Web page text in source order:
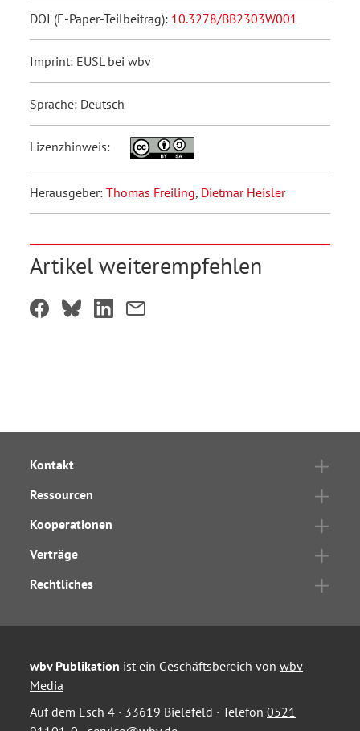
DOI (E-Paper-Teilbeitrag): 10.3278/BB2303W001
Imprint: EUSL bei wbv
Sprache: Deutsch
Lizenzhinweis:
Herausgeber: Thomas Freiling, Dietmar Heisler
Artikel weiterempfehlen
Kontakt
Ressourcen
Kooperationen
Verträge
Rechtliches
wbv Publikation ist ein Geschäftsbereich von wbv
Media
Auf dem Esch 4 · 33619 Bielefeld · Telefon 0521